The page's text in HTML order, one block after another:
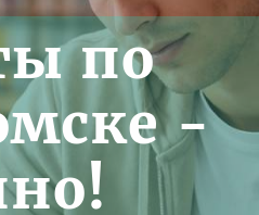
по
-